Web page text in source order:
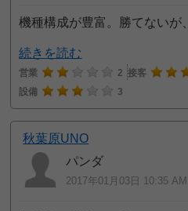
機種構成が豊富。勝てないが
続きを読む
営業 2 接客
設備
3
秋葉原UNO
パンダ
2017年01月03日 10:35 AM